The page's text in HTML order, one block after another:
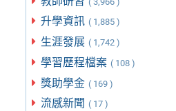
升學資訊 ( 1,885 )
生涯發展 ( 1,742 )
學習歷程檔案 ( 108 )
獎助學金 ( 169 )
流感新聞 ( 17 )